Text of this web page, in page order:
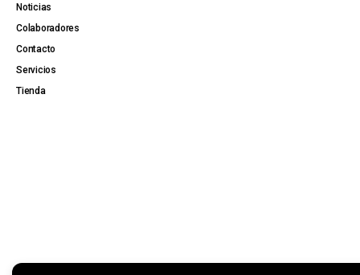
Noticias
Colaboradores
Contacto
Servicios
Tienda